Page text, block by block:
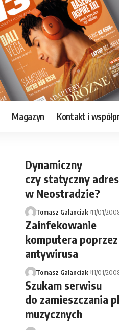
Magazyn Kontakt i
Dynamiczny
czy statyczny
w Neostradzie?
Tomasz Galanciak 11/01/
Zainfekowanie
komputera
antywirusa
Tomasz Galanciak 11/01/
Szukam serwisu
do zamieszczania
muzycznych